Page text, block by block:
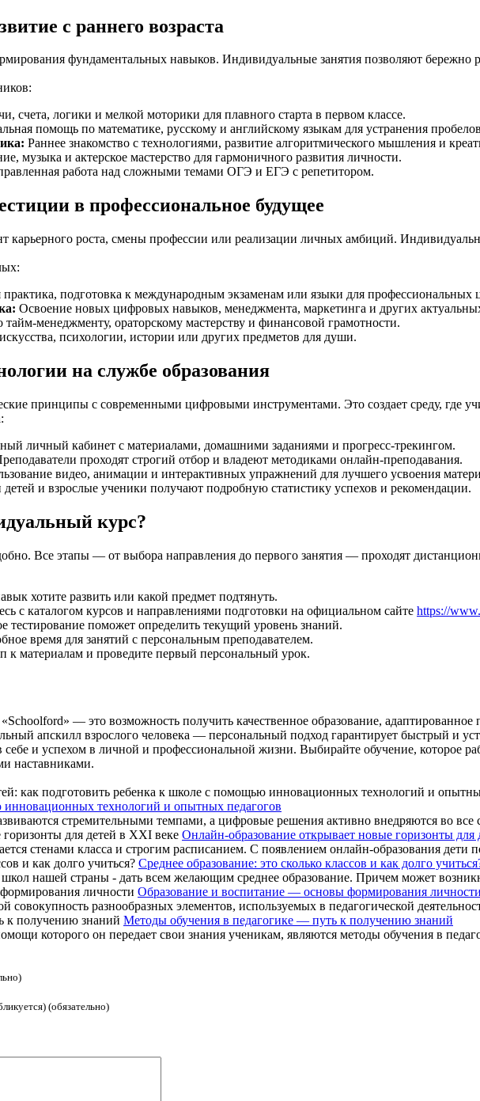
с раннего возраста
фундаментальных навыков. Индивидуальные занятия позволяют бережно
счета, логики и мелкой моторики для плавного старта в первом классе.
помощь по математике, русскому и английскому языкам для устранения
Раннее знакомство с технологиями, развитие алгоритмического мышления и
музыка и актерское мастерство для гармоничного развития личности.
работа над сложными темами ОГЭ и ЕГЭ с репетитором.
в профессиональное будущее
карьерного роста, смены профессии или реализации личных амбиций.
практика, подготовка к международным экзаменам или языки для профессиональных
Освоение новых цифровых навыков, менеджмента, маркетинга и других
менеджменту, ораторскому мастерству и финансовой грамотности.
психологии, истории или других предметов для души.
на службе образования
принципы с современными цифровыми инструментами. Это создает среду, где
личный кабинет с материалами, домашними заданиями и прогресс-трекингом.
проходят строгий отбор и владеют методиками онлайн-преподавания.
видео, анимации и интерактивных упражнений для лучшего усвоения
детей и взрослые ученики получают подробную статистику успехов и рекомендации.
курс?
Все этапы — от выбора направления до первого занятия — проходят
хотите развить или какой предмет подтянуть.
с каталогом курсов и направлениями подготовки на официальном сайте https://
тестирование поможет определить текущий уровень знаний.
время для занятий с персональным преподавателем.
к материалам и проведите первый персональный урок.
— это возможность получить качественное образование,
апскилл взрослого человека — персональный подход гарантирует быстрый и
и успехом в личной и профессиональной жизни. Выбирайте обучение, которое
наставниками.
технологий и опытных педагогов
стремительными темпами, а цифровые решения активно внедряются во
Онлайн-образование открывает новые горизонты для
стенами класса и строгим расписанием. С появлением онлайн-образования
Среднее образование: это сколько классов и как долго
нашей страны - дать всем желающим среднее образование. Причем может
Образование и воспитание — основы формирования
совокупность разнообразных элементов, используемых в педагогической
Методы обучения в педагогике — путь к получению знаний
которого он передает свои знания ученикам, являются методы обучения в
(обязательно)